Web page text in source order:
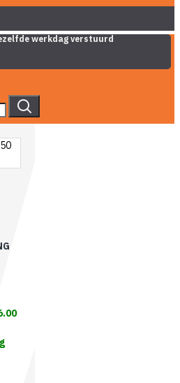
werkdag verstuurd